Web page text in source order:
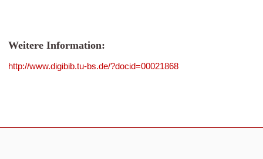
Weitere Information:
http://www.digibib.tu-bs.de/?docid=00021868